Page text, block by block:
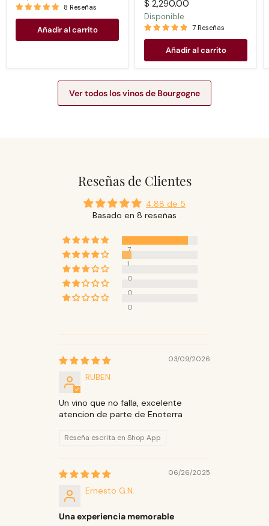
8 Reseñas
Añadir al carrito
$ 2,290.00
Disponible
7 Reseñas
Añadir al carrito
Ver todos los vinos de Bourgogne
Reseñas de Clientes
4.88 de 5
Basado en 8 reseñas
7
1
0
0
0
03/09/2026
RUBEN
Un vino que no falla, excelente
atencion de parte de Enoterra
Reseña escrita en Shop App
06/26/2025
Ernesto G.N.
Una experiencia memorable